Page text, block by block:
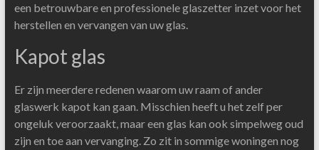
een betrouwbare en professionele glaszetter inzet voor het
herstellen en vervangen van uw glas.
Kapot glas
Er zijn meerdere redenen waarom uw raam of ander
glaswerk kapot kan gaan. Misschien heeft u het zelf per
ongeluk veroorzaakt, maar een glas kan ook simpelweg oud
zijn en toe aan vervanging. Zo zit in sommige woningen nog